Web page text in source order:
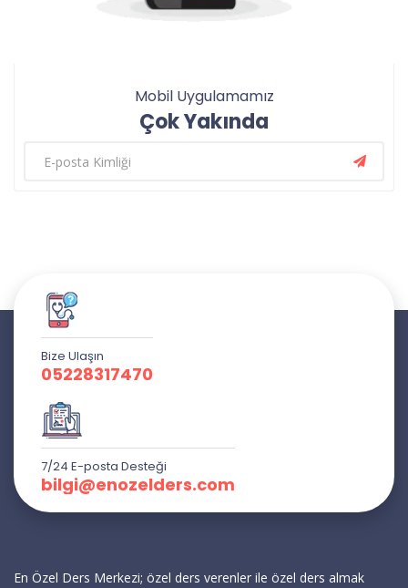
Mobil Uygulamamız
Çok Yakında
Bize Ulaşın
05228317470
7/24 E-posta Desteği
bilgi@enozelders.com
En Özel Ders Merkezi; özel ders verenler ile özel ders almak